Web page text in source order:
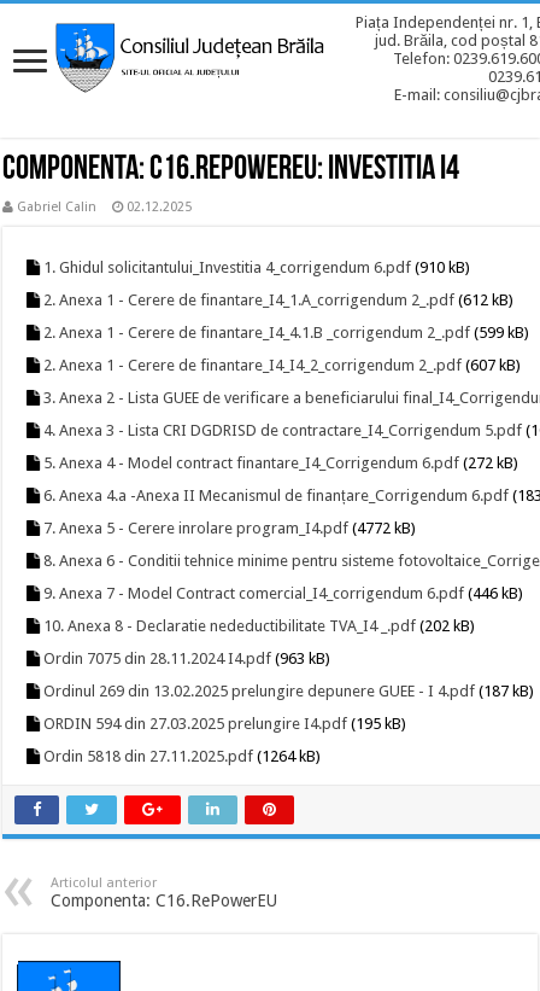
Piața Independenței nr. 1,
jud. Brăila, cod poștal
Telefon:
E-mail:
COMPONENTA: C16.REPOWEREU: INVESTITIA I4
Gabriel Calin 02.12.2025
1. Ghidul solicitantului_Investitia 4_corrigendum 6.pdf (910 kB)
2. Anexa 1 - Cerere de finantare_I4_1.A_corrigendum 2_.pdf (612 kB)
2. Anexa 1 - Cerere de finantare_I4_4.1.B _corrigendum 2_.pdf (599 kB)
2. Anexa 1 - Cerere de finantare_I4_I4_2_corrigendum 2_.pdf (607 kB)
3. Anexa 2 - Lista GUEE de verificare a beneficiarului
4. Anexa 3 - Lista CRI DGDRISD de contractare_I4_Corrigendum 5.pdf
5. Anexa 4 - Model contract finantare_I4_Corrigendum 6.pdf (272 kB)
6. Anexa 4.a -Anexa II Mecanismul de finanțare_Corrigendum 6.pdf
7. Anexa 5 - Cerere inrolare program_I4.pdf (4772 kB)
8. Anexa 6 - Conditii tehnice minime pentru sisteme
9. Anexa 7 - Model Contract comercial_I4_corrigendum 6.pdf (446 kB)
10. Anexa 8 - Declaratie nedeductibilitate TVA_I4 _.pdf (202 kB)
Ordin 7075 din 28.11.2024 I4.pdf (963 kB)
Ordinul 269 din 13.02.2025 prelungire depunere GUEE - I 4.pdf (187 kB)
ORDIN 594 din 27.03.2025 prelungire I4.pdf (195 kB)
Ordin 5818 din 27.11.2025.pdf (1264 kB)
Articolul anterior
Componenta: C16.RePowerEU